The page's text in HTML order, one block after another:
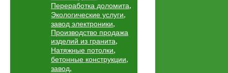
Переработка доломита,
Экологические услуги,
завод электроники,
Производство продажа
изделий из гранита,
Натяжные потолки,
бетонные конструкции,
завод,